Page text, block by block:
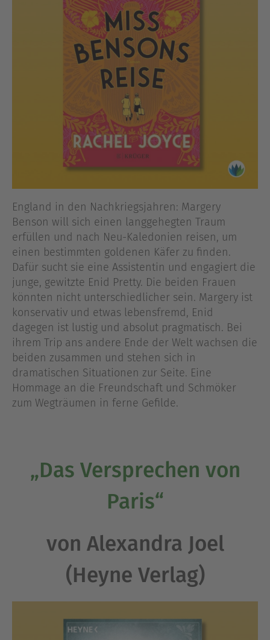
England in den Nachkriegsjahren: Margery
Benson will sich einen langgehegten Traum
erfüllen und nach Neu-Kaledonien reisen, um
einen bestimmten goldenen Käfer zu finden.
Dafür sucht sie eine Assistentin und engagiert die
junge, gewitzte Enid Pretty. Die beiden Frauen
könnten nicht unterschiedlicher sein. Margery ist
konservativ und etwas lebensfremd, Enid
dagegen ist lustig und absolut pragmatisch. Bei
ihrem Trip ans andere Ende der Welt wachsen die
beiden zusammen und stehen sich in
dramatischen Situationen zur Seite. Eine
Hommage an die Freundschaft und Schmöker
zum Wegträumen in ferne Gefilde.
„Das Versprechen von
Paris“
von Alexandra Joel
(Heyne Verlag)